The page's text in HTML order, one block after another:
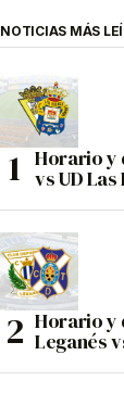
NOTICIAS MÁS
Horario y
vs UD Las
Horario y
Leganés